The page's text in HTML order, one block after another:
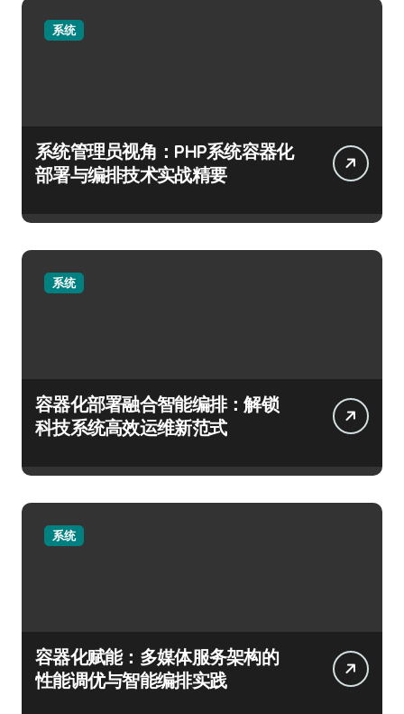
系统
系统管理员视角：PHP系统容器化
部署与编排技术实战精要
系统
容器化部署融合智能编排：解锁
科技系统高效运维新范式
系统
容器化赋能：多媒体服务架构的
性能调优与智能编排实践